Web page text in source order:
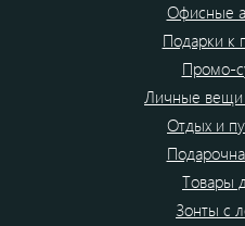
Офисные
Подарки к
Промо-
Личные вещи
Отдых и
Товары
Зонты с